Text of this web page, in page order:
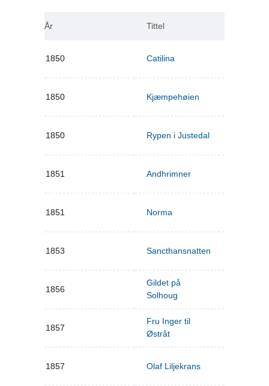
År Tittel
1850 Catilina
1850 Kjæmpehøien
1850 Rypen i Justedal
1851 Andhrimner
1851 Norma
1853 Sancthansnatten
1856
Gildet på
Solhoug
1857
Fru Inger til
Østråt
1857 Olaf Liljekrans